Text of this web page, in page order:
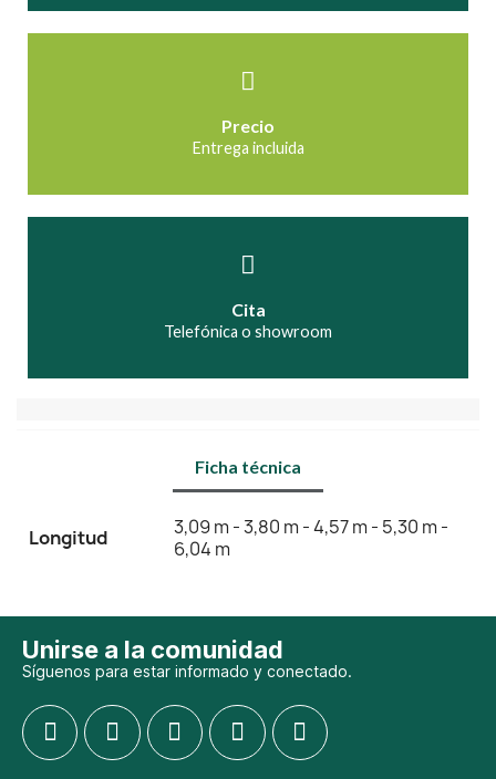
Precio
Entrega incluida
Cita
Telefónica o showroom
Ficha técnica
Longitud
3,09 m - 3,80 m - 4,57 m - 5,30 m -
6,04 m
Unirse a la comunidad
Síguenos para estar informado y conectado.